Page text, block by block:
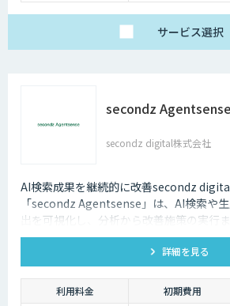
サービス選択
secondz Agentsense
secondz digital株式会社
AI検索成果を継続的に改善secondz
「secondz Agentsense」は、AI検索や
出を可視化し、分析から改善施策の実行
善プラットフォームです。
詳細を見る
利用料金 初期費用